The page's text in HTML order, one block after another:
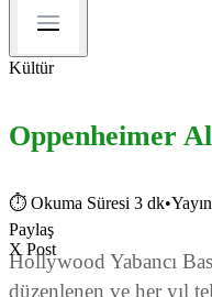
Kültür
Oppenheimer
⏱ Okuma Süresi 3 dk•
Paylaş
X Post
Hollywood Yabancı
düzenlenen ve her yıl